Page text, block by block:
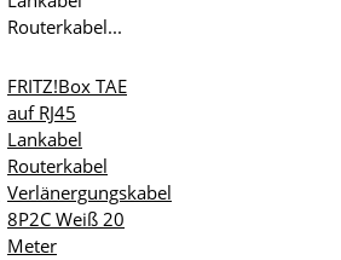
FRITZ!Box TAE
auf RJ45
Lankabel
Routerkabel
Verlänergungskabel
8P2C Weiß 20
Meter